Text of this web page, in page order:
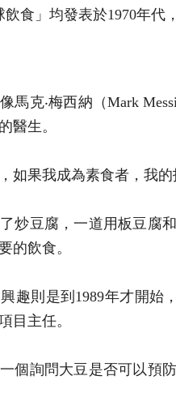
飲食」均發表於1970年代
馬克‧梅西納（Mark
醫生。
如果我成為素食者，我的
炒豆腐，一道用板豆腐
的飲食。
趣則是到1989年才開始
目主任。
個詢問大豆是否可以預